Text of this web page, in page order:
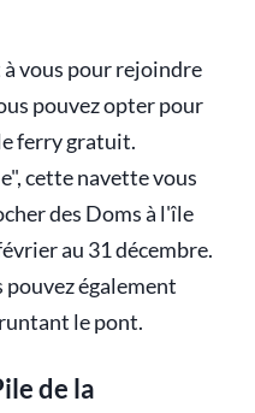
vous pour rejoindre
pouvez opter pour
ferry gratuit.
cette navette vous
des Doms à l'île
au 31 décembre.
également
le pont.
de la